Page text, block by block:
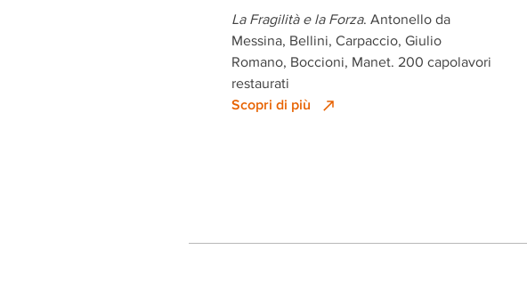
La Fragilità e la Forza. Antonello da
Messina, Bellini, Carpaccio, Giulio
Romano, Boccioni, Manet. 200 capolavori
restaurati
Scopri di più